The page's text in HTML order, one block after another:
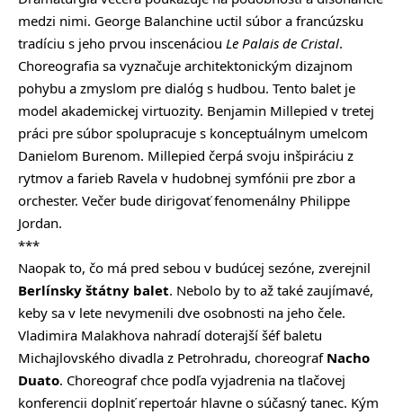
medzi nimi. George Balanchine uctil súbor a francúzsku
tradíciu s jeho prvou inscenáciou Le Palais de Cristal.
Choreografia sa vyznačuje architektonickým dizajnom
pohybu a zmyslom pre dialóg s hudbou. Tento balet je
model akademickej virtuozity. Benjamin Millepied v tretej
práci pre súbor spolupracuje s konceptuálnym umelcom
Danielom Burenom. Millepied čerpá svoju inšpiráciu z
rytmov a farieb Ravela v hudobnej symfónii pre zbor a
orchester. Večer bude dirigovať fenomenálny Philippe
Jordan.
***
Naopak to, čo má pred sebou v budúcej sezóne, zverejnil
Berlínsky štátny balet. Nebolo by to až také zaujímavé,
keby sa v lete nevymenili dve osobnosti na jeho čele.
Vladimira Malakhova nahradí doterajší šéf baletu
Michajlovského divadla z Petrohradu, choreograf Nacho
Duato. Choreograf chce podľa vyjadrenia na tlačovej
konferencii doplniť repertoár hlavne o súčasný tanec. Kým